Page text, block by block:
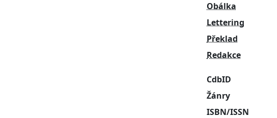
Obálka
Lettering
Překlad
Redakce
CdbID
Žánry
ISBN/ISSN